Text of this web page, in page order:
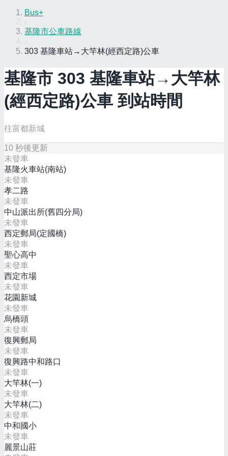
Bus+
基隆市公車路線
303 基隆車站→大竿林(經西定路)公車
基隆市 303 基隆車站→大竿林
(經西定路)公車 到站時間
往富都新城
10 秒後更新
未發車
基隆火車站(南站)
未發車
孝二路
未發車
中山派出所(舊四分局)
未發車
西定郵局(定國橋)
未發車
聖心高中
未發車
西定市場
未發車
花園新城
未發車
烏橋頭
未發車
復興郵局
未發車
復興路中和路口
未發車
大竿林(一)
未發車
大竿林(二)
未發車
中和國小
未發車
麗景山莊